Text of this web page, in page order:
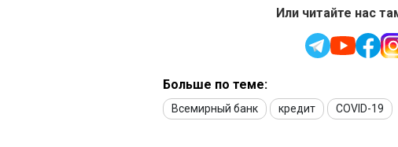
Или читайте нас
Больше по теме:
Всемирный банк кредит COVID-19